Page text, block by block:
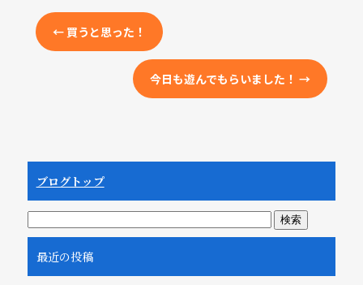
←買うと思った！
今日も遊んでもらいました！→
ブログトップ
最近の投稿